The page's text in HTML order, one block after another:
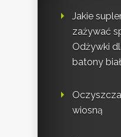
Jakie
zażywać
Odżywki
batony
wiosną